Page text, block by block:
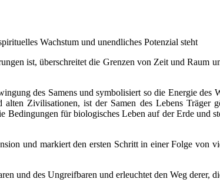
ist, überschreitet die Grenzen von Zeit und Raum
des Samens und symbolisiert so die Energie des
Zivilisationen, ist der Samen des Lebens Träger
für biologisches Leben auf der Erde und
und markiert den ersten Schritt in einer Folge von
und des Ungreifbaren und erleuchtet den Weg derer,